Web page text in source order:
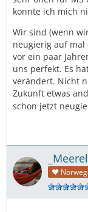
konnte ich mich
Wir sind (wenn
neugierig auf mal
vor ein paar
uns perfekt. Es
verändert. Nicht
Zukunft etwas
schon jetzt
♥